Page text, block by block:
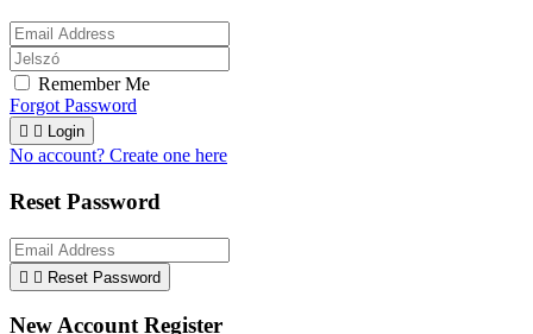
Remember Me
Forgot Password
  Login
No account? Create one here
Reset Password
  Reset Password
New Account Register